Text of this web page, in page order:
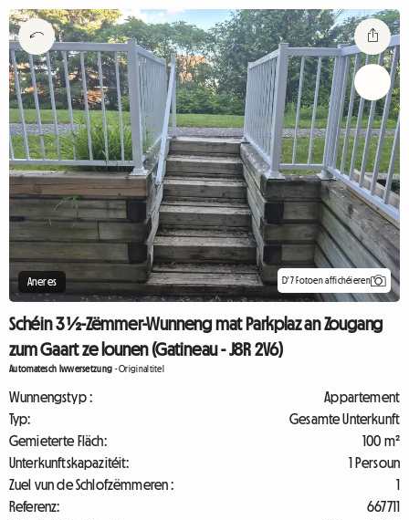
Aneres D'7 Fotoen affichéieren
Schéin 3 ½-Zëmmer-Wunneng mat Parkplaz an Zougang
zum Gaart ze lounen (Gatineau - J8R 2V6)
Automatesch Iwwersetzung -Originaltitel
Wunnengstyp :
Appartement
Typ:
Gesamte Unterkunft
Gemieterte Fläch:
100 m²
Unterkunftskapazitéit:
1 Persoun
Zuel vun de Schlofzëmmeren :
1
Referenz:
667711